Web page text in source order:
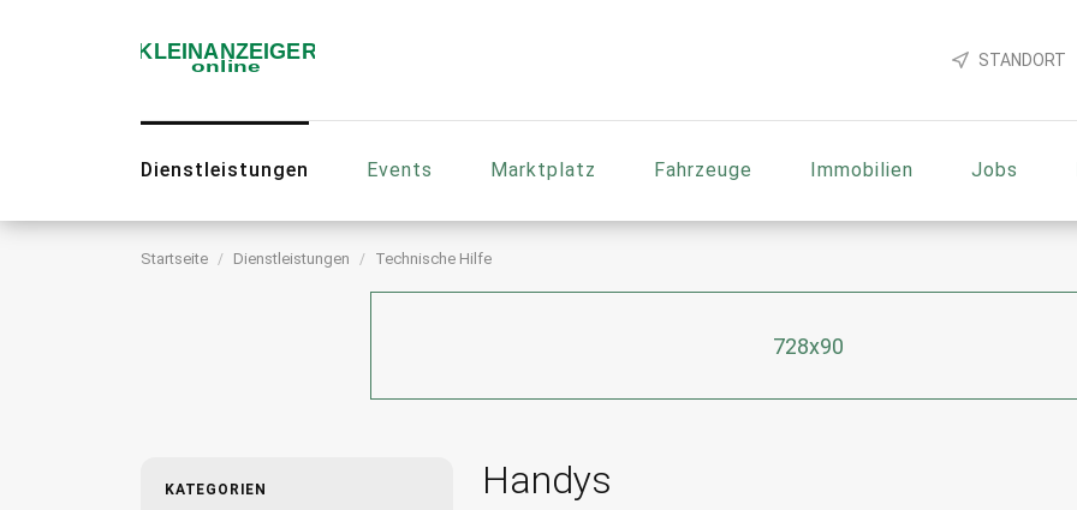
STANDORT
Dienstleistungen Events Marktplatz Fahrzeuge Immobilien Jobs
Startseite Dienstleistungen Technische Hilfe
728x90
KATEGORIEN Handys